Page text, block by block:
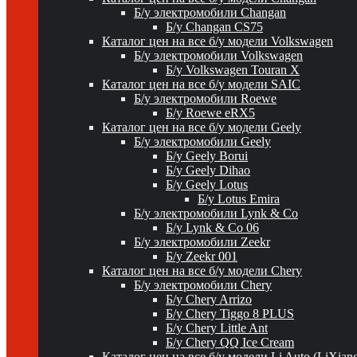
Б/у электромобили Changan
Б/у Changan CS75
Каталог цен на все б/у модели Volkswagen
Б/у электромобили Volkswagen
Б/у Volkswagen Touran X
Каталог цен на все б/у модели SAIC
Б/у электромобили Roewe
Б/у Roewe eRX5
Каталог цен на все б/у модели Geely
Б/у электромобили Geely
Б/у Geely Borui
Б/у Geely Dihao
Б/у Geely Lotus
Б/у Lotus Emira
Б/у электромобили Lynk & Co
Б/у Lynk & Co 06
Б/у электромобили Zeekr
Б/у Zeekr 001
Каталог цен на все б/у модели Chery
Б/у электромобили Chery
Б/у Chery Arrizo
Б/у Chery Tiggo 8 PLUS
Б/у Chery Little Ant
Б/у Chery QQ Ice Cream